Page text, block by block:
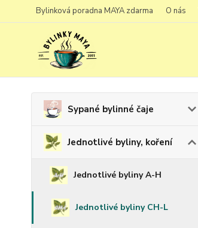
Bylinková poradna MAYA zdarma O nás
Sypané bylinné čaje
Jednotlivé byliny, koření
Jednotlivé byliny A-H
Jednotlivé byliny CH-L